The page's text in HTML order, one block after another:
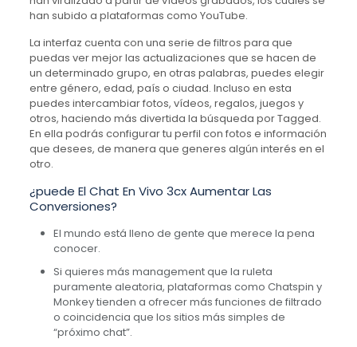
han subido a plataformas como YouTube.
La interfaz cuenta con una serie de filtros para que
puedas ver mejor las actualizaciones que se hacen de
un determinado grupo, en otras palabras, puedes elegir
entre género, edad, país o ciudad. Incluso en esta
puedes intercambiar fotos, vídeos, regalos, juegos y
otros, haciendo más divertida la búsqueda por Tagged.
En ella podrás configurar tu perfil con fotos e información
que desees, de manera que generes algún interés en el
otro.
¿puede El Chat En Vivo 3cx Aumentar Las
Conversiones?
El mundo está lleno de gente que merece la pena
conocer.
Si quieres más management que la ruleta
puramente aleatoria, plataformas como Chatspin y
Monkey tienden a ofrecer más funciones de filtrado
o coincidencia que los sitios más simples de
“próximo chat”.